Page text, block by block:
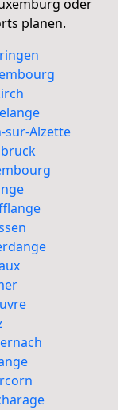
oder
planen.
sur-Alzette